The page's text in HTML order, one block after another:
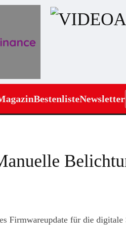
BestenlisteNewsletter
Firmwareupdate für die